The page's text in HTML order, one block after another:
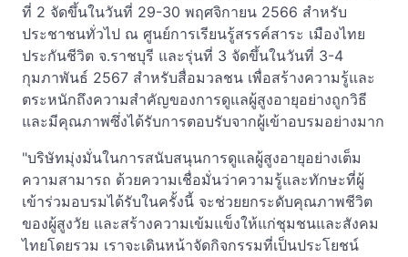
ที่ 2 จัดขึ้นในวันที่ 29-30 พฤศจิกายน 2566 สำหรับ
ประชาชนทั่วไป ณ ศูนย์การเรียนรู้สรรค์สาระ เมืองไทย
ประกันชีวิต จ.ราชบุรี และรุ่นที่ 3 จัดขึ้นในวันที่ 3-4
กุมภาพันธ์ 2567 สำหรับสื่อมวลชน เพื่อสร้างความรู้และ
ตระหนักถึงความสำคัญของการดูแลผู้สูงอายุอย่างถูกวิธี
และมีคุณภาพซึ่งได้รับการตอบรับจากผู้เข้าอบรมอย่างมาก
"บริษัทมุ่งมั่นในการสนับสนุนการดูแลผู้สูงอายุอย่างเต็ม
ความสามารถ ด้วยความเชื่อมั่นว่าความรู้และทักษะที่ผู้
เข้าร่วมอบรมได้รับในครั้งนี้ จะช่วยยกระดับคุณภาพชีวิต
ของผู้สูงวัย และสร้างความเข้มแข็งให้แก่ชุมชนและสังคม
ไทยโดยรวม เราจะเดินหน้าจัดกิจกรรมที่เป็นประโยชน์